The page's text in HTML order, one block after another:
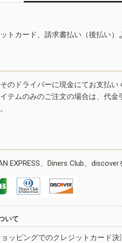
トカード、請求書払い（後払い）
のドライバーに現金にてお支払い
テムのみのご注文の場合は、代金
EXPRESS、Diners Club、discover
いて
ッピングでのクレジットカード